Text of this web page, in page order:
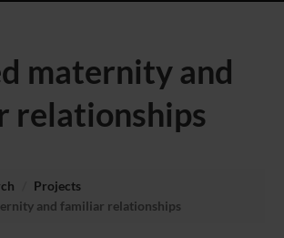
maternity and
relationships
Projects
and familiar relationships